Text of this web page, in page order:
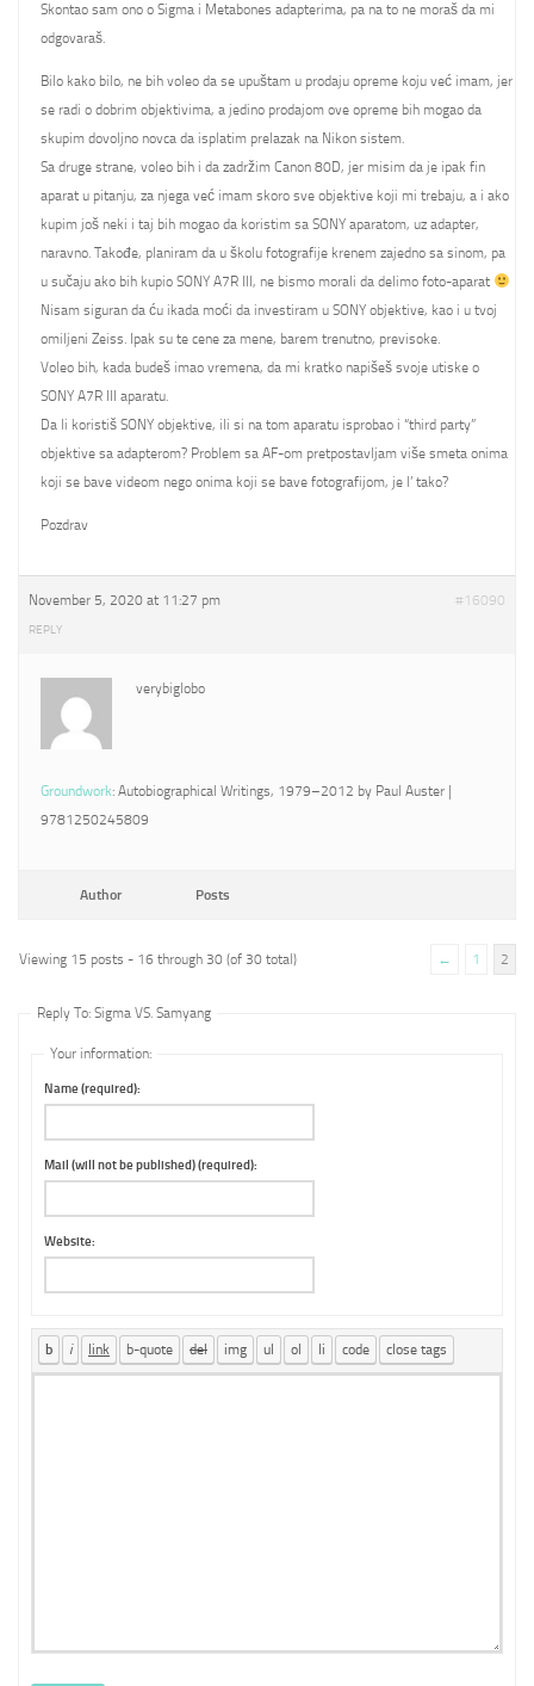
Skontao sam ono o Sigma i Metabones adapterima, pa na to ne moraš da mi
odgovaraš.
Bilo kako bilo, ne bih voleo da se upuštam u prodaju opreme koju već imam, jer
se radi o dobrim objektivima, a jedino prodajom ove opreme bih mogao da
skupim dovoljno novca da isplatim prelazak na Nikon sistem.
Sa druge strane, voleo bih i da zadržim Canon 80D, jer misim da je ipak fin
aparat u pitanju, za njega već imam skoro sve objektive koji mi trebaju, a i ako
kupim još neki i taj bih mogao da koristim sa SONY aparatom, uz adapter,
naravno. Takođe, planiram da u školu fotografije krenem zajedno sa sinom, pa
u sučaju ako bih kupio SONY A7R III, ne bismo morali da delimo foto-aparat
Nisam siguran da ću ikada moći da investiram u SONY objektive, kao i u tvoj
omiljeni Zeiss. Ipak su te cene za mene, barem trenutno, previsoke.
Voleo bih, kada budeš imao vremena, da mi kratko napišeš svoje utiske o
SONY A7R III aparatu.
Da li koristiš SONY objektive, ili si na tom aparatu isprobao i “third party”
objektive sa adapterom? Problem sa AF-om pretpostavljam više smeta onima
koji se bave videom nego onima koji se bave fotografijom, je l’ tako?
Pozdrav
November 5, 2020 at 11:27 pm #16090
REPLY
verybiglobo
Groundwork: Autobiographical Writings, 1979–2012 by Paul Auster |
9781250245809
Author Posts
Viewing 15 posts - 16 through 30 (of 30 total) ← 1 2
Reply To: Sigma VS. Samyang
Your information:
Name (required):
Mail (will not be published) (required):
Website: